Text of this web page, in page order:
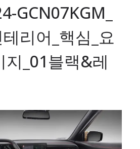
GCN07KGM_
리어_핵심_요
지_01블랙&레